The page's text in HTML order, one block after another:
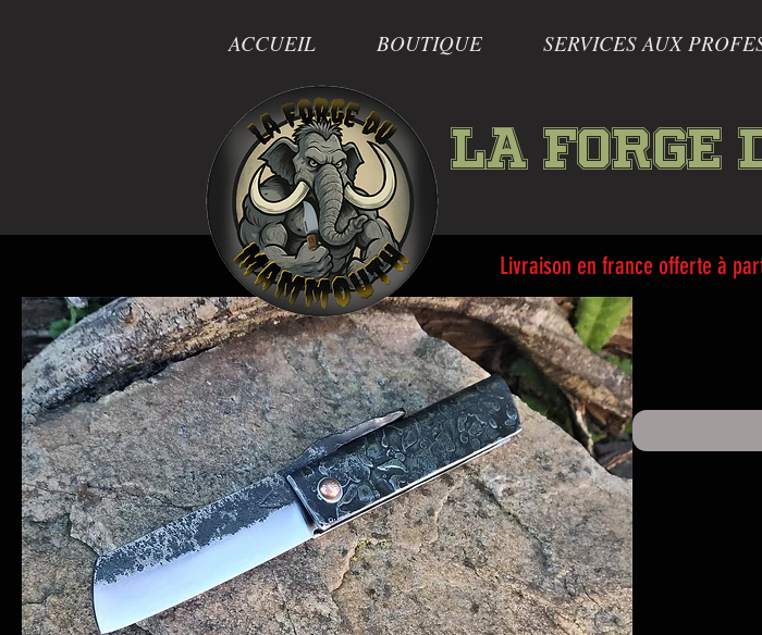
ACCUEIL BOUTIQUE SERVICES AUX
La forge
Livraison en france offerte à